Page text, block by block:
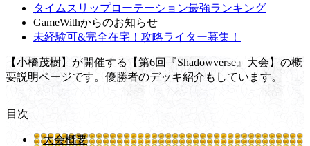
タイムスリップローテーション最強ランキング
GameWithからのお知らせ
未経験可&完全在宅！攻略ライター募集！
【小橋茂樹】が開催する【第6回『Shadowverse』大会】の概
要説明ページです。優勝者のデッキ紹介もしています。
目次
大会概要